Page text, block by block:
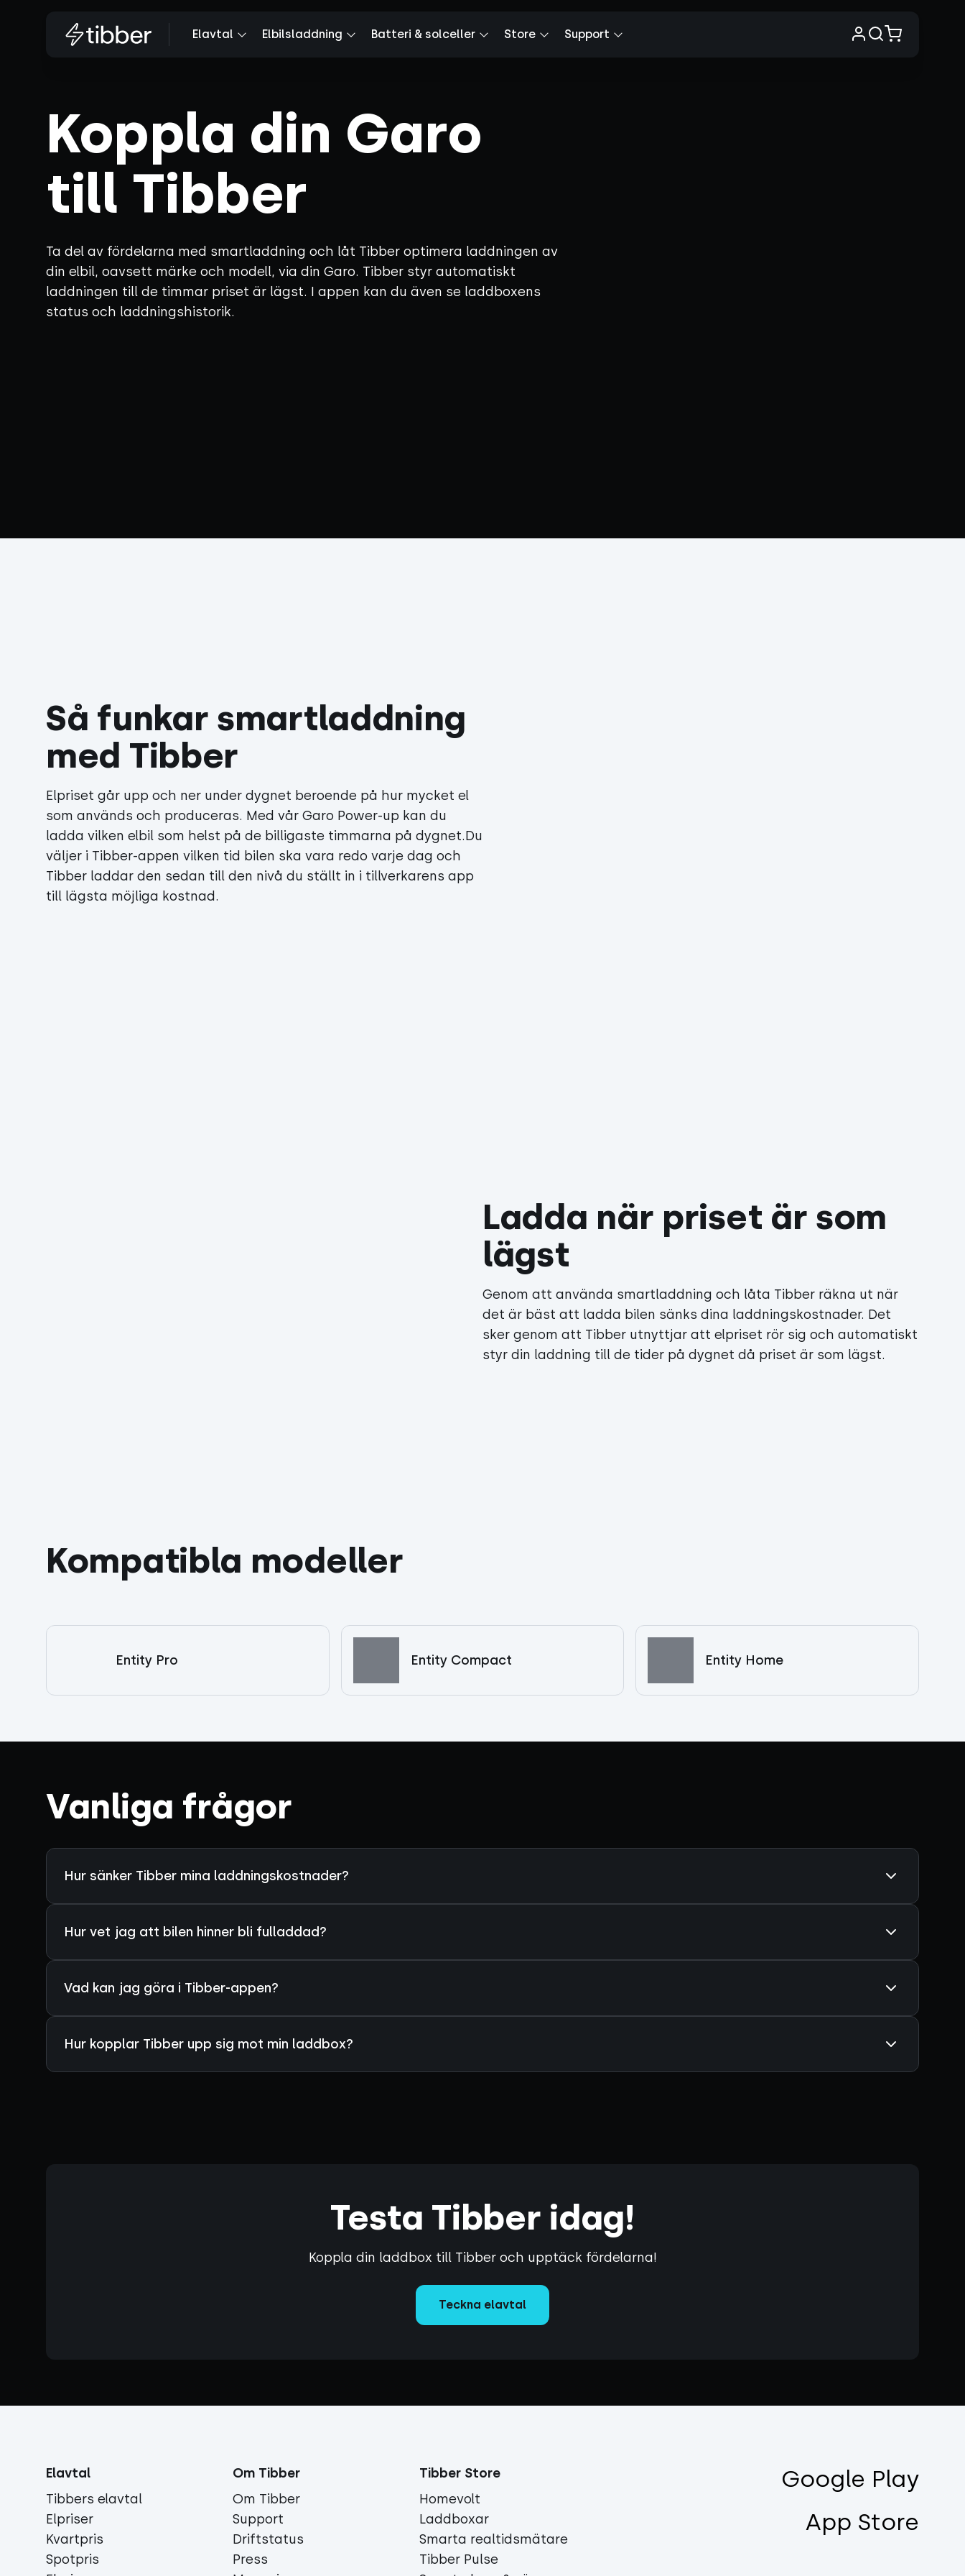
Elavtal Elbilsladdning Batteri & solceller Store Support
Koppla din Garo
till Tibber
Ta del av fördelarna med smartladdning och låt Tibber optimera laddningen av
din elbil, oavsett märke och modell, via din Garo. Tibber styr automatiskt
laddningen till de timmar priset är lägst. I appen kan du även se laddboxens
status och laddningshistorik.
Så funkar smartladdning
med Tibber
Elpriset går upp och ner under dygnet beroende på hur mycket el
som används och produceras. Med vår Garo Power-up kan du
ladda vilken elbil som helst på de billigaste timmarna på dygnet.Du
väljer i Tibber-appen vilken tid bilen ska vara redo varje dag och
Tibber laddar den sedan till den nivå du ställt in i tillverkarens app
till lägsta möjliga kostnad.
Ladda när priset är som
lägst
Genom att använda smartladdning och låta Tibber räkna ut när
det är bäst att ladda bilen sänks dina laddningskostnader. Det
sker genom att Tibber utnyttjar att elpriset rör sig och automatiskt
styr din laddning till de tider på dygnet då priset är som lägst.
Kompatibla modeller
Entity Pro Entity Compact Entity Home
Vanliga frågor
Hur sänker Tibber mina laddningskostnader?
Hur vet jag att bilen hinner bli fulladdad?
Vad kan jag göra i Tibber-appen?
Hur kopplar Tibber upp sig mot min laddbox?
Testa Tibber idag!
Koppla din laddbox till Tibber och upptäck fördelarna!
Teckna elavtal
Elavtal
Tibbers elavtal
Elpriser
Kvartpris
Spotpris
Om Tibber
Om Tibber
Support
Driftstatus
Press
Tibber Store
Homevolt
Laddboxar
Smarta realtidsmätare
Tibber Pulse
Google Play
App Store